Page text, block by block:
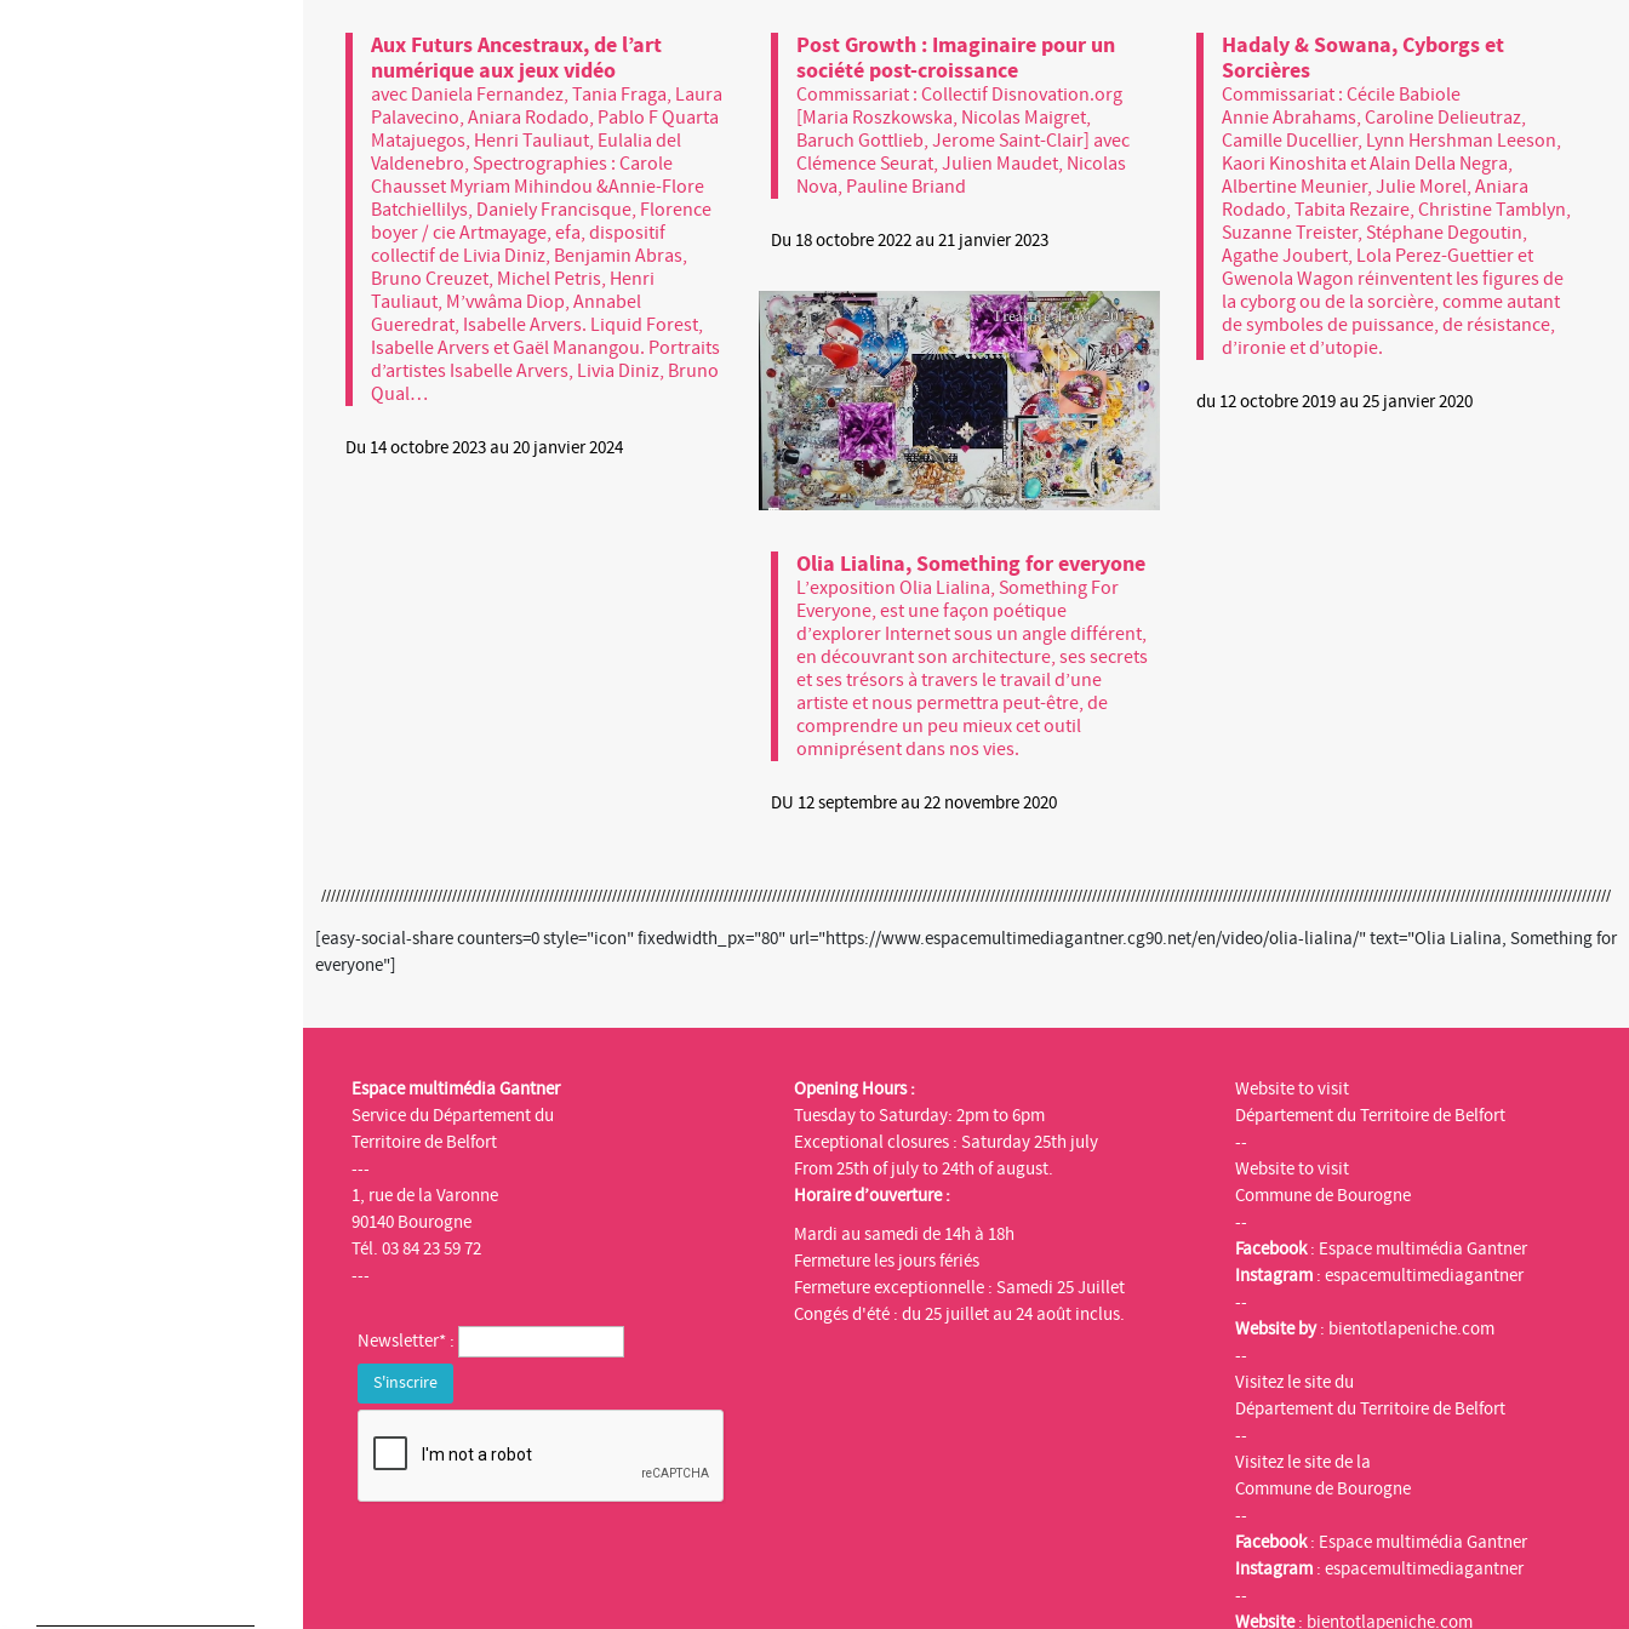
Aux Futurs Ancestraux, de l’art
numérique aux jeux vidéo
avec Daniela Fernandez, Tania Fraga, Laura
Palavecino, Aniara Rodado, Pablo F Quarta
Matajuegos, Henri Tauliaut, Eulalia del
Valdenebro, Spectrographies : Carole
Chausset Myriam Mihindou &Annie-Flore
Batchiellilys, Daniely Francisque, Florence
boyer / cie Artmayage, efa, dispositif
collectif de Livia Diniz, Benjamin Abras,
Bruno Creuzet, Michel Petris, Henri
Tauliaut, M’vwâma Diop, Annabel
Gueredrat, Isabelle Arvers. Liquid Forest,
Isabelle Arvers et Gaël Manangou. Portraits
d’artistes Isabelle Arvers, Livia Diniz, Bruno
Qual…
Du 14 octobre 2023 au 20 janvier 2024
Post Growth : Imaginaire pour un
société post-croissance
Commissariat : Collectif Disnovation.org
[Maria Roszkowska, Nicolas Maigret,
Baruch Gottlieb, Jerome Saint-Clair] avec
Clémence Seurat, Julien Maudet, Nicolas
Nova, Pauline Briand
Du 18 octobre 2022 au 21 janvier 2023
Hadaly & Sowana, Cyborgs et
Sorcières
Commissariat : Cécile Babiole
Annie Abrahams, Caroline Delieutraz,
Camille Ducellier, Lynn Hershman Leeson,
Kaori Kinoshita et Alain Della Negra,
Albertine Meunier, Julie Morel, Aniara
Rodado, Tabita Rezaire, Christine Tamblyn,
Suzanne Treister, Stéphane Degoutin,
Agathe Joubert, Lola Perez-Guettier et
Gwenola Wagon réinventent les figures de
la cyborg ou de la sorcière, comme autant
de symboles de puissance, de résistance,
d’ironie et d’utopie.
du 12 octobre 2019 au 25 janvier 2020
Olia Lialina, Something for everyone
L’exposition Olia Lialina, Something For
Everyone, est une façon poétique
d’explorer Internet sous un angle différent,
en découvrant son architecture, ses secrets
et ses trésors à travers le travail d’une
artiste et nous permettra peut-être, de
comprendre un peu mieux cet outil
omniprésent dans nos vies.
DU 12 septembre au 22 novembre 2020
[easy-social-share counters=0 style="icon" fixedwidth_px="80" url="https://www.espacemultimediagantner.cg90.net/en/video/olia-lialina/" text="Olia Lialina, Something for
everyone"]
Espace multimédia Gantner
Service du Département du
Territoire de Belfort
---
1, rue de la Varonne
90140 Bourogne
Tél. 03 84 23 59 72
---
Newsletter* :
Opening Hours :
Tuesday to Saturday: 2pm to 6pm
Exceptional closures : Saturday 25th july
From 25th of july to 24th of august.
Horaire d’ouverture :
Mardi au samedi de 14h à 18h
Fermeture les jours fériés
Fermeture exceptionnelle : Samedi 25 Juillet
Congés d'été : du 25 juillet au 24 août inclus.
Website to visit
Département du Territoire de Belfort
--
Website to visit
Commune de Bourogne
--
Facebook: Espace multimédia Gantner
Instagram :espacemultimediagantner
--
Website by: bientotlapeniche.com
--
Visitez le site du
Département du Territoire de Belfort
--
Visitez le site de la
Commune de Bourogne
--
Facebook: Espace multimédia Gantner
Instagram :espacemultimediagantner
--
Website: bientotlapeniche.com